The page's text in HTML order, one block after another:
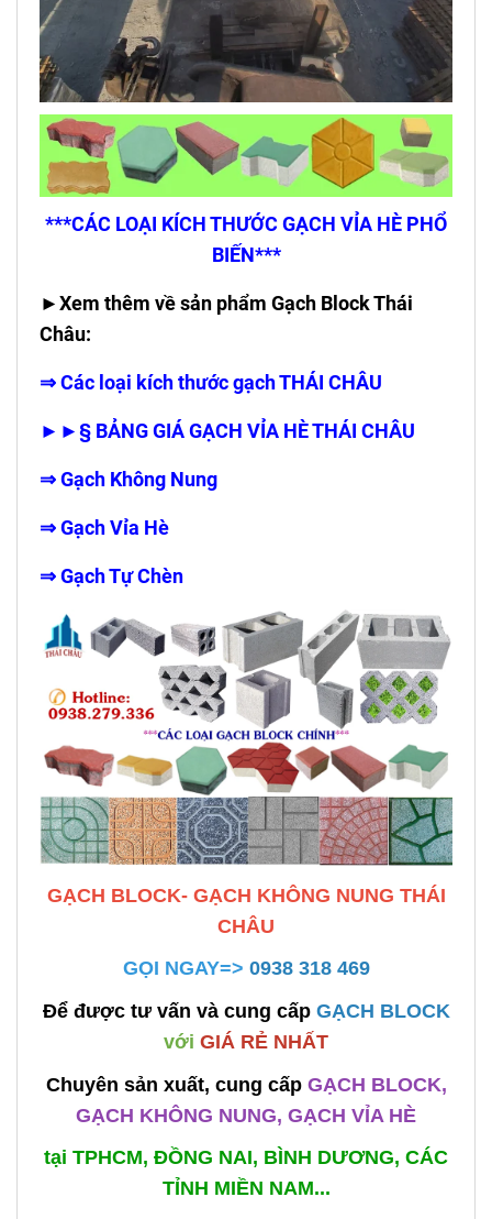
***CÁC LOẠI KÍCH THƯỚC GẠCH VỈA HÈ PHỔ
BIẾN***
►Xem thêm về sản phẩm Gạch Block Thái
Châu:
⇒Các loại kích thước gạch THÁI CHÂU
►►§ BẢNG GIÁ GẠCH VỈA HÈ THÁI CHÂU
⇒Gạch Không Nung
⇒Gạch Vỉa Hè
⇒Gạch Tự Chèn
GẠCH BLOCK- GẠCH KHÔNG NUNG THÁI
CHÂU
GỌI NGAY=> 0938 318 469
Để được tư vấn và cung cấp GẠCH BLOCK
với GIÁ RẺ NHẤT
Chuyên sản xuất, cung cấp GẠCH BLOCK,
GẠCH KHÔNG NUNG, GẠCH VỈA HÈ
tại TPHCM, ĐỒNG NAI, BÌNH DƯƠNG, CÁC
TỈNH MIỀN NAM...